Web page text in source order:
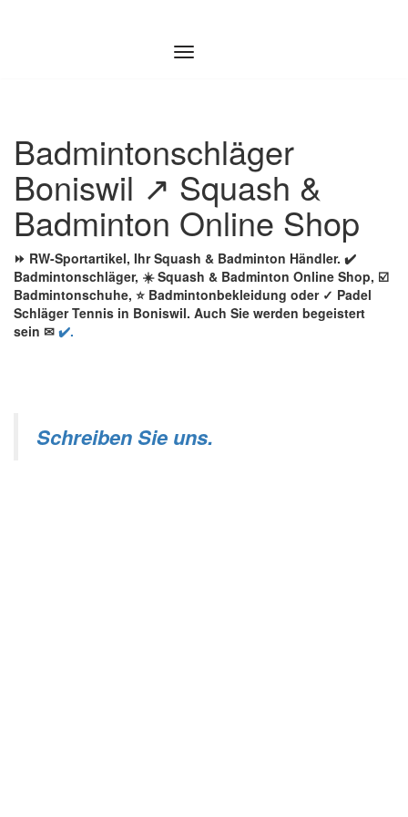
Badmintonschläger
Boniswil ↗️ Squash &
Badminton Online Shop
⏩ RW-Sportartikel, Ihr Squash & Badminton Händler. ✔️
Badmintonschläger, ☀️ Squash & Badminton Online Shop, ☑️
Badmintonschuhe, ⭐ Badmintonbekleidung oder ✓ Padel
Schläger Tennis in Boniswil. Auch Sie werden begeistert
sein ✉ ✔️.
Schreiben Sie uns.